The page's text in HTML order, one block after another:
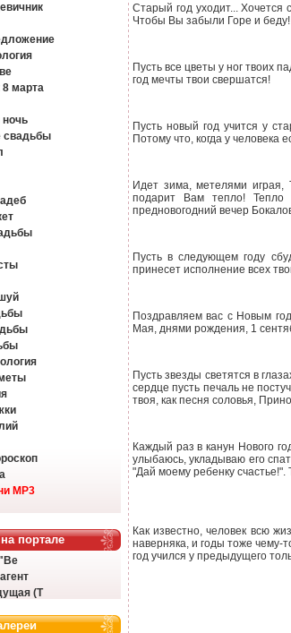
8 марта
ночь
свадьбы
MP3
портале
(Т
Старый год уходит...
Чтобы Вы забыли Горе и беду!
Пусть все цветы у ног твоих
год мечты твои свершатся!
Пусть новый год учится у
Потому что, когда у человека
Идет зима, метелями
подарит Вам тепло! Тепло
предновогодний вечер
Пусть в следующем году
принесет исполнение всех
Поздравляем вас с Новым
Мая, днями рождения, 1
Пусть звезды светятся в
сердце пусть печаль не
твоя, как песня соловья,
Каждый раз в канун Нового
улыбаюсь, укладываю его
"Дай моему ребенку
Как известно, человек всю
наверняка, и годы тоже чему-
год учился у предыдущего